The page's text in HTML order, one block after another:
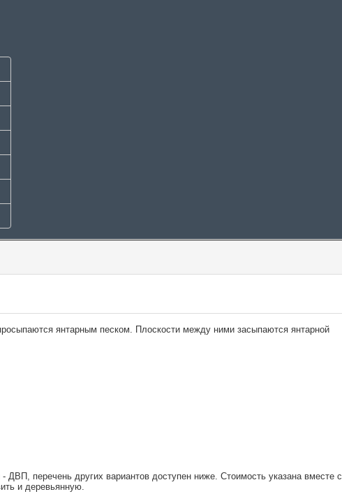
янтарным песком. Плоскости между ними засыпаются янтарной
ДВП, перечень других вариантов доступен ниже. Стоимость указана вместе с
и деревьянную.